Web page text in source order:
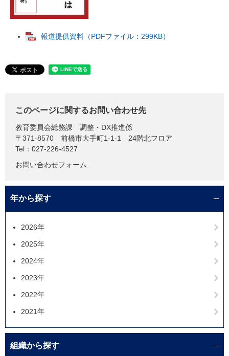
報道提供資料（PDFファイル：299KB）
このページに関するお問い合わせ先
教育委員会総務課
調整・DX推進係
〒371-8570
前橋市大手町1-1-1 24階北フロア
Tel：027-226-4527
お問い合わせフォーム
年から探す
2026年
2025年
2024年
2023年
2022年
2021年
組織から探す